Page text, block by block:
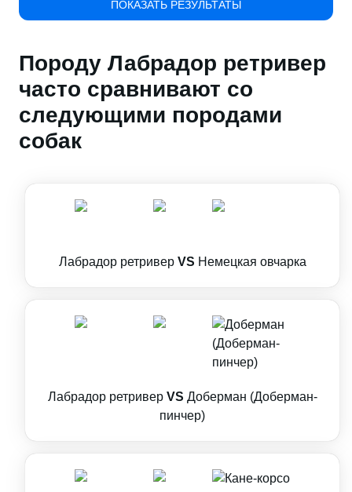
ПОКАЗАТЬ РЕЗУЛЬТАТЫ
Породу Лабрадор ретривер
часто сравнивают со
следующими породами
собак
Лабрадор ретривер VS Немецкая овчарка
Лабрадор ретривер VS Доберман (Доберман-
пинчер)